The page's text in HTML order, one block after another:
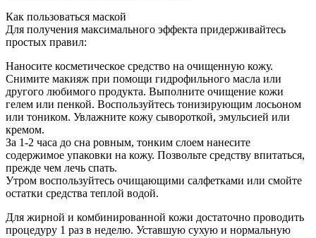
Как пользоваться маской
Для получения максимального эффекта придерживайтесь
простых правил:
Наносите косметическое средство на очищенную кожу.
Снимите макияж при помощи гидрофильного масла или
другого любимого продукта. Выполните очищение кожи
гелем или пенкой. Воспользуйтесь тонизирующим лосьоном
или тоником. Увлажните кожу сывороткой, эмульсией или
кремом.
За 1-2 часа до сна ровным, тонким слоем нанесите
содержимое упаковки на кожу. Позвольте средству впитаться,
прежде чем лечь спать.
Утром воспользуйтесь очищающими салфетками или смойте
остатки средства теплой водой.
Для жирной и комбинированной кожи достаточно проводить
процедуру 1 раз в неделю. Уставшую сухую и нормальную